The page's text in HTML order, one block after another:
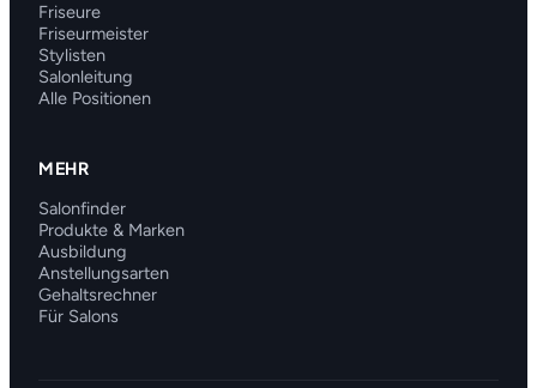
Friseure
Friseurmeister
Stylisten
Salonleitung
Alle Positionen
MEHR
Salonfinder
Produkte & Marken
Ausbildung
Anstellungsarten
Gehaltsrechner
Für Salons